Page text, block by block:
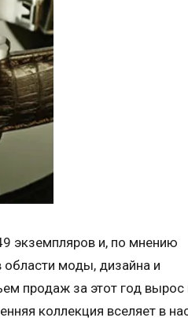
экземпляров и, по мнению
моды, дизайна и
продаж за этот год вырос
коллекция вселяет в